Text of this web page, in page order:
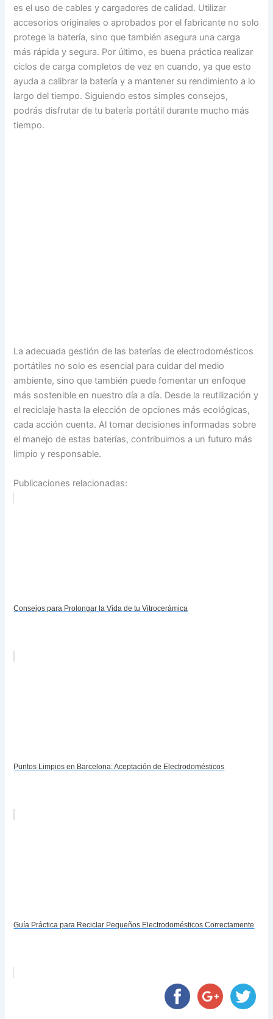
es el uso de cables y cargadores de calidad. Utilizar
accesorios originales o aprobados por el fabricante no solo
protege la batería, sino que también asegura una carga
más rápida y segura. Por último, es buena práctica realizar
ciclos de carga completos de vez en cuando, ya que esto
ayuda a calibrar la batería y a mantener su rendimiento a lo
largo del tiempo. Siguiendo estos simples consejos,
podrás disfrutar de tu batería portátil durante mucho más
tiempo.
La adecuada gestión de las baterías de electrodomésticos
portátiles no solo es esencial para cuidar del medio
ambiente, sino que también puede fomentar un enfoque
más sostenible en nuestro día a día. Desde la reutilización y
el reciclaje hasta la elección de opciones más ecológicas,
cada acción cuenta. Al tomar decisiones informadas sobre
el manejo de estas baterías, contribuimos a un futuro más
limpio y responsable.
Publicaciones relacionadas:
Consejos para Prolongar la Vida de tu Vitrocerámica
Puntos Limpios en Barcelona: Aceptación de Electrodomésticos
Guía Práctica para Reciclar Pequeños Electrodomésticos Correctamente